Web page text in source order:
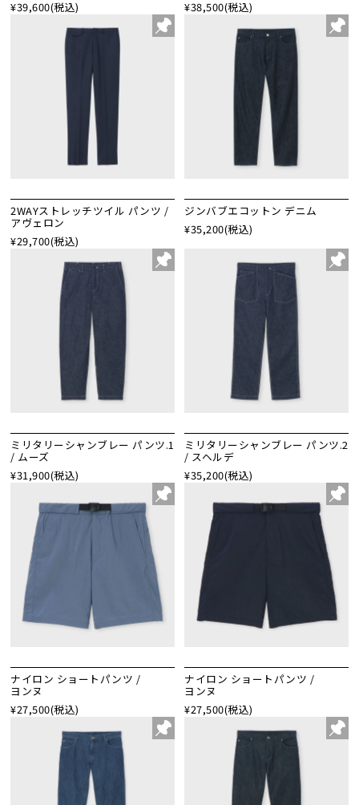
¥39,600(税込) ¥38,500(税込)
2WAYストレッチツイル パンツ /
アヴェロン
¥29,700(税込)
ジンバブエコットン デニム
¥35,200(税込)
ミリタリーシャンブレー パンツ.1
/ ムーズ
¥31,900(税込)
ミリタリーシャンブレー パンツ.2
/ スヘルデ
¥35,200(税込)
ナイロン ショートパンツ /
ヨンヌ
¥27,500(税込)
ナイロン ショートパンツ /
ヨンヌ
¥27,500(税込)